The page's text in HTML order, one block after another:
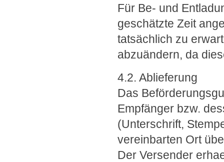
Für Be- und
geschätzte Zeit
tatsächlich zu
abzuändern, da
4.2. Ablieferung
Das
Empfänger bzw.
(Unterschrift,
vereinbarten Ort
Der Versender